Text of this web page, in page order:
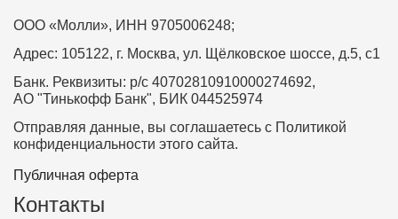
ООО «Молли», ИНН 9705006248;
Адрес: 105122, г. Москва, ул. Щёлковское шоссе, д.5, с1
Банк. Реквизиты: р/с 40702810910000274692,
АО "Тинькофф Банк", БИК 044525974
Отправляя данные, вы соглашаетесь с Политикой
конфиденциальности этого сайта.
Публичная оферта
Контакты